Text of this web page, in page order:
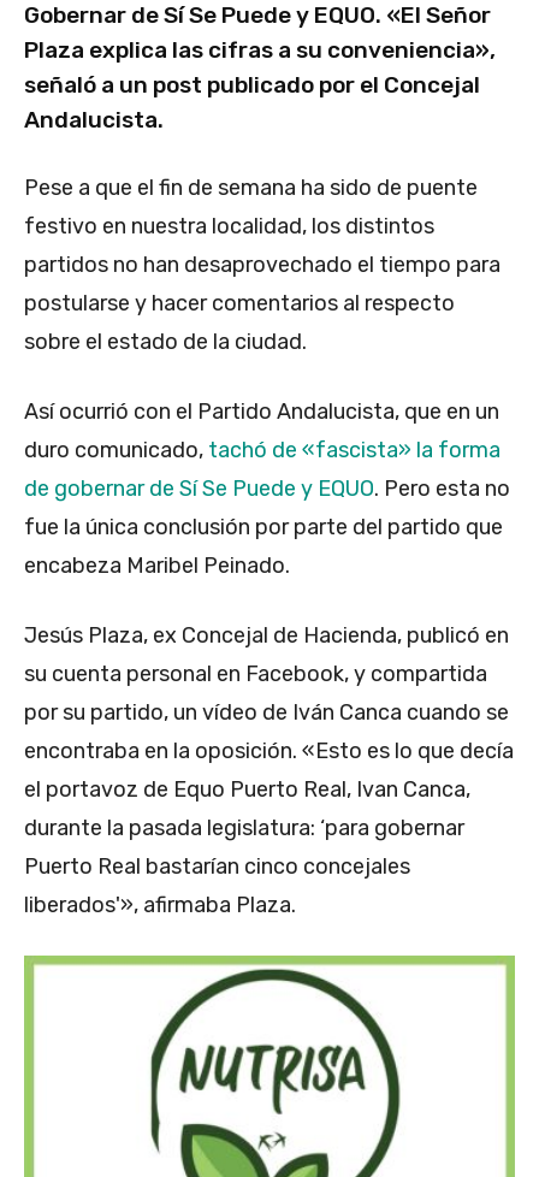
Gobernar de Sí Se Puede y EQUO. «El Señor
Plaza explica las cifras a su conveniencia»,
señaló a un post publicado por el Concejal
Andalucista.
Pese a que el fin de semana ha sido de puente
festivo en nuestra localidad, los distintos
partidos no han desaprovechado el tiempo para
postularse y hacer comentarios al respecto
sobre el estado de la ciudad.
Así ocurrió con el Partido Andalucista, que en un
duro comunicado, tachó de «fascista» la forma
de gobernar de Sí Se Puede y EQUO. Pero esta no
fue la única conclusión por parte del partido que
encabeza Maribel Peinado.
Jesús Plaza, ex Concejal de Hacienda, publicó en
su cuenta personal en Facebook, y compartida
por su partido, un vídeo de Iván Canca cuando se
encontraba en la oposición. «Esto es lo que decía
el portavoz de Equo Puerto Real, Ivan Canca,
durante la pasada legislatura: ‘para gobernar
Puerto Real bastarían cinco concejales
liberados'», afirmaba Plaza.